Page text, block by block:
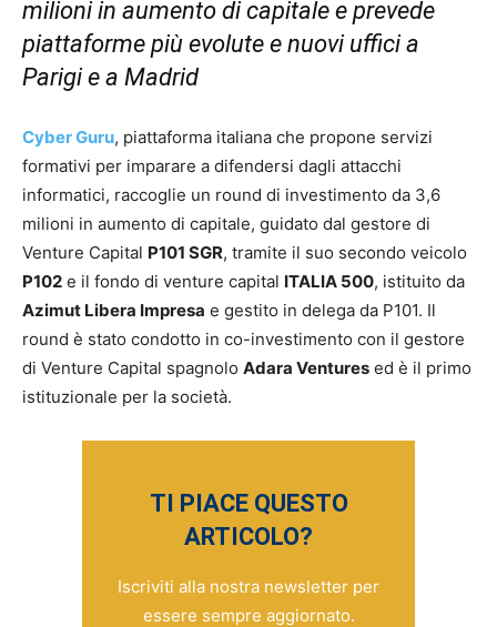
milioni in aumento di capitale e prevede
piattaforme più evolute e nuovi uffici a
Parigi e a Madrid
Cyber Guru, piattaforma italiana che propone servizi
formativi per imparare a difendersi dagli attacchi
informatici, raccoglie un round di investimento da 3,6
milioni in aumento di capitale, guidato dal gestore di
Venture Capital P101 SGR, tramite il suo secondo veicolo
P102 e il fondo di venture capital ITALIA 500, istituito da
Azimut Libera Impresa e gestito in delega da P101. Il
round è stato condotto in co-investimento con il gestore
di Venture Capital spagnolo Adara Ventures ed è il primo
istituzionale per la società.
TI PIACE QUESTO
ARTICOLO?
Iscriviti alla nostra newsletter per
essere sempre aggiornato.